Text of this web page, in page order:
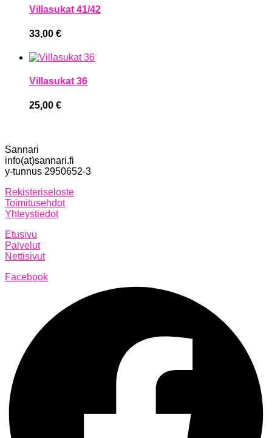
Villasukat 41/42
33,00 €
Villasukat 36
25,00 €
Sannari
info(at)sannari.fi
y-tunnus 2950652-3
Rekisteriseloste
Toimitusehdot
Yhteystiedot
Etusivu
Palvelut
Nettisivut
Facebook